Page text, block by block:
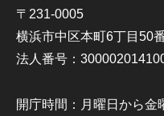
〒231-0005
横浜市中区本町6丁目50
法人番号：
開庁時間：月曜日から